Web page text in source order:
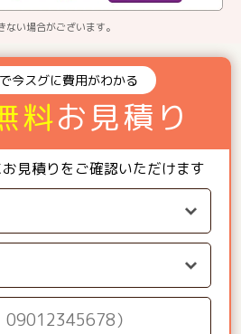
い場合がございます。
今スグに費用がわかる
料お見積り
見積りをご確認いただけます